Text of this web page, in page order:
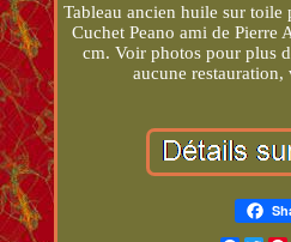
Tableau ancien huile sur toile
Cuchet Peano ami de Pierre
cm. Voir photos pour plus
aucune restauration,